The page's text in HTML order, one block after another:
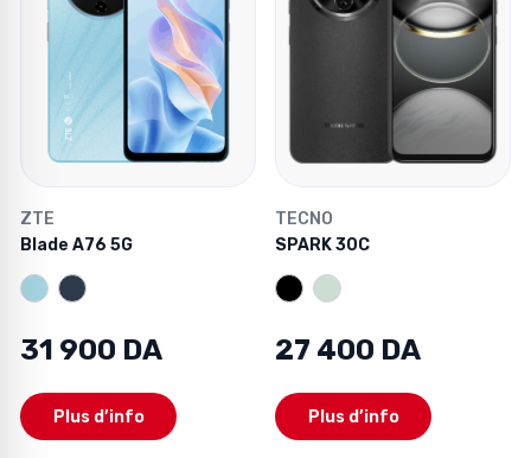
ZTE
Blade A76 5G
31 900 DA
Plus d’info
TECNO
SPARK 30C
27 400 DA
Plus d’info